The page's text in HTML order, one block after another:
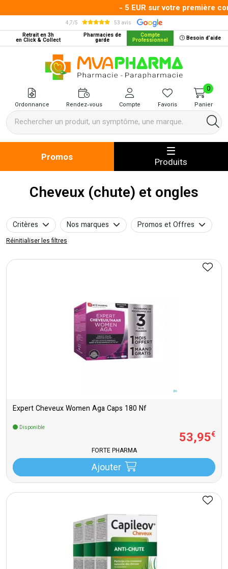
- 5 EUR sur votre première
4,7/5
53 avis
Retrait en 3h
en Click & Collect
Pharmacies de
garde
Compte
Professionnel Besoin d’aide
MVA Pharma Votre pharmacie
Ordonnance Rendez-vous Compte Favoris Panier
0
Promos Produits
Cheveux (chute) et ongles
Critères Nos marques Promos et Offres
Réinitialiser les filtres
Expert Cheveux Women Aga Caps 180 Nf
Disponible
53,95€
FORTÉ PHARMA
Ajouter